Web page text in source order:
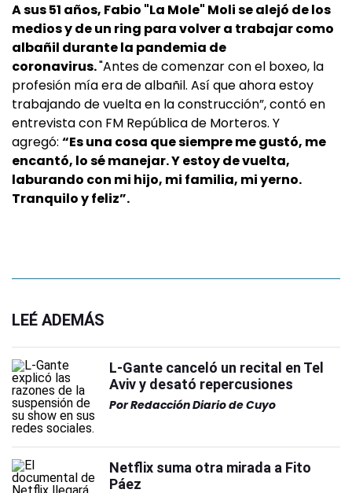
A sus 51 años, Fabio "La Mole" Moli se alejó de los
medios y de un ring para volver a trabajar como
albañil durante la pandemia de
coronavirus."Antes de comenzar con el boxeo, la
profesión mía era de albañil. Así que ahora estoy
trabajando de vuelta en la construcción”, contó en
entrevista con FM República de Morteros. Y
agregó: “Es una cosa que siempre me gustó, me
encantó, lo sé manejar. Y estoy de vuelta,
laburando con mi hijo, mi familia, mi yerno.
Tranquilo y feliz”.
LEÉ ADEMÁS
L-Gante canceló un recital en Tel
Aviv y desató repercusiones
PorRedacción Diario de Cuyo
Netflix suma otra mirada a Fito
Páez